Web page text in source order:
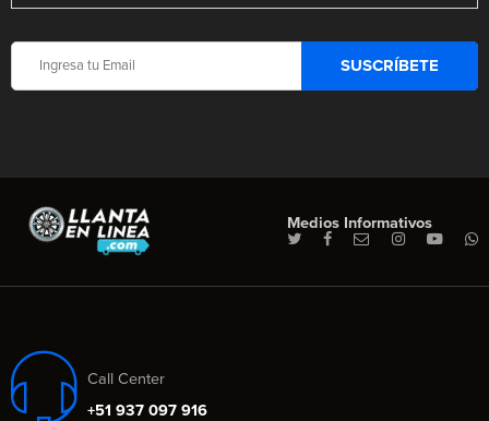
Medios Informativos
Call Center
+51 937 097 916